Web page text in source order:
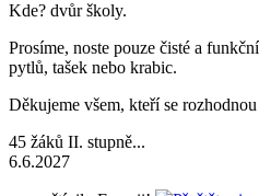
Kde? dvůr školy.
Prosíme, noste pouze čisté a
pytlů, tašek nebo krabic.
Děkujeme všem, kteří se
45 žáků II. stupně...
6.6.2027